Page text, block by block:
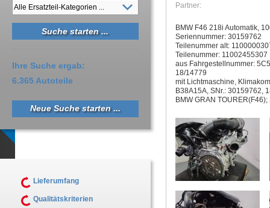
Partner:
BMW F46 218i Automatik,
Seriennummer: 30159762
Teilenummer alt:
Teilenummer: 11002455307
aus Fahrgestellnummer:
18/14779
mit Lichtmaschine,
B38A15A, SNr.: 30159762,
BMW GRAN TOURER(F46);
Ihre Suche ergab:
6.365 Autoteile
Neue Suche starten ...
Lieferumfang
Qualitätskriterien